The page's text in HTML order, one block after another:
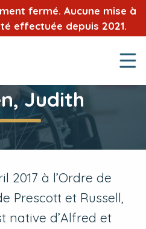
fermé. Aucune mise à
effectuée depuis 2021.
Judith
2017 à l’Ordre de
Prescott et Russell,
native d’Alfred et